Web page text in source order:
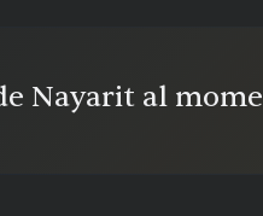
Nayarit al